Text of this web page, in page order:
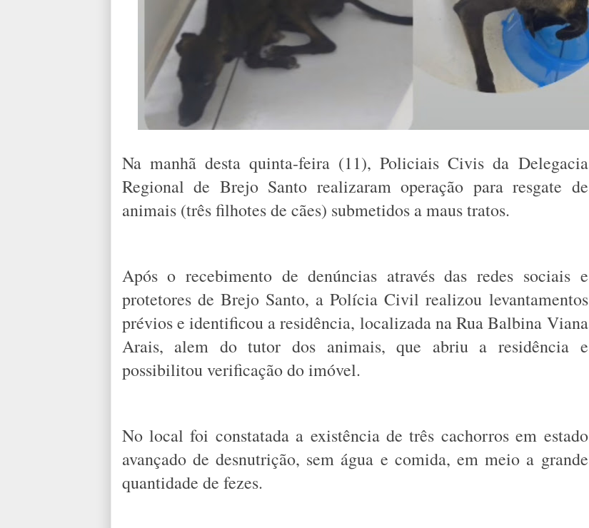
Na manhã desta quinta-feira (11), Policiais Civis da Delegacia
Regional de Brejo Santo realizaram operação para resgate de
animais (três filhotes de cães) submetidos a maus tratos.
Após o recebimento de denúncias através das redes sociais e
protetores de Brejo Santo, a Polícia Civil realizou levantamentos
prévios e identificou a residência, localizada na Rua Balbina Viana
Arais, alem do tutor dos animais, que abriu a residência e
possibilitou verificação do imóvel.
No local foi constatada a existência de três cachorros em estado
avançado de desnutrição, sem água e comida, em meio a grande
quantidade de fezes.